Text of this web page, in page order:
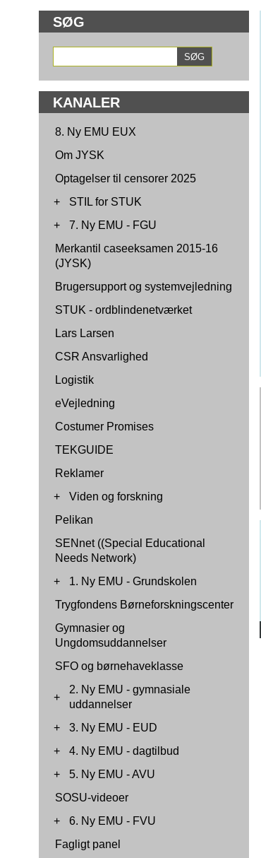
SØG
KANALER
8. Ny EMU EUX
Om JYSK
Optagelser til censorer 2025
+
STIL for STUK
+
7. Ny EMU - FGU
Merkantil caseeksamen 2015-16
(JYSK)
Brugersupport og systemvejledning
STUK - ordblindenetværket
Lars Larsen
CSR Ansvarlighed
Logistik
eVejledning
Costumer Promises
TEKGUIDE
Reklamer
+
Viden og forskning
Pelikan
SENnet ((Special Educational
Needs Network)
+
1. Ny EMU - Grundskolen
Trygfondens Børneforskningscenter
Gymnasier og
Ungdomsuddannelser
SFO og børnehaveklasse
+
2. Ny EMU - gymnasiale
uddannelser
+
3. Ny EMU - EUD
+
4. Ny EMU - dagtilbud
+
5. Ny EMU - AVU
SOSU-videoer
+
6. Ny EMU - FVU
Fagligt panel